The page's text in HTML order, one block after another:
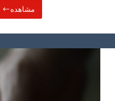
مشاهدهمعافیت
در
آزاد
تجاری
عمان،
طلایی